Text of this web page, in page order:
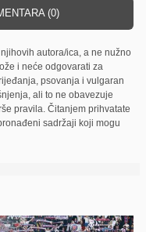
(0)
autora/ica, a ne nužno
i neće odgovarati za
psovanja i vulgaran
ali to ne obavezuje
pravila. Čitanjem prihvatate
sadržaji koji mogu